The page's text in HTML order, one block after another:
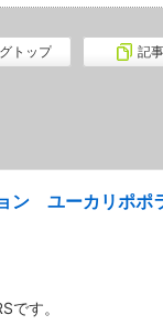
トップ 記
ン ユーカリポポ
です。